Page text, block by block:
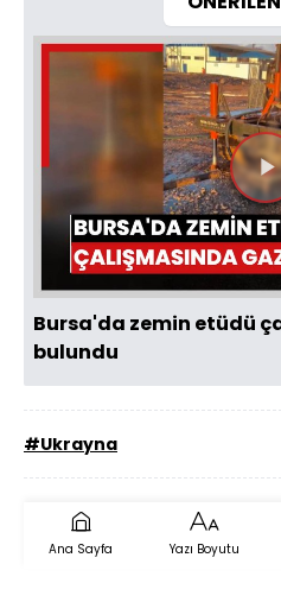
Bursa'da zemin etüdü
bulundu
#Ukrayna
Ana Sayfa Yazı Boyutu